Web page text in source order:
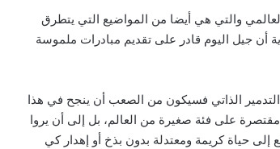
والتي هي أيضا من المواضيع التي يتطرق
أن جيل اليوم قادر على تقديم مبادرات ملموسة
الذاتي فسيكون من الصعب أن ينجح في هذا
على فئة صغيرة من العالم، بل إلى أن يروا
إلى حياة كريمة ومعتدلة بدون بذخ أو إهدار كي